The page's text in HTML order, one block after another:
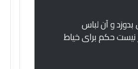
بدوزد و آن لباس
حکم برای خیاط